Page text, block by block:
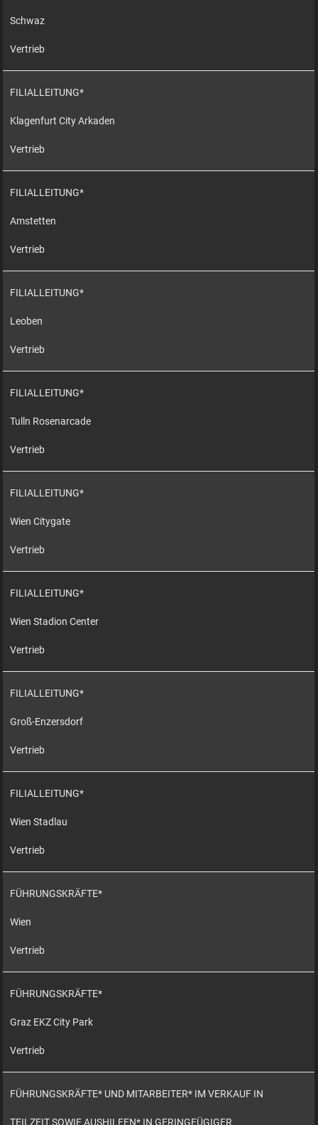
Schwaz
Vertrieb
FILIALLEITUNG*
Klagenfurt City Arkaden
Vertrieb
FILIALLEITUNG*
Amstetten
Vertrieb
FILIALLEITUNG*
Leoben
Vertrieb
FILIALLEITUNG*
Tulln Rosenarcade
Vertrieb
FILIALLEITUNG*
Wien Citygate
Vertrieb
FILIALLEITUNG*
Wien Stadion Center
Vertrieb
FILIALLEITUNG*
Groß-Enzersdorf
Vertrieb
FILIALLEITUNG*
Wien Stadlau
Vertrieb
FÜHRUNGSKRÄFTE*
Wien
Vertrieb
FÜHRUNGSKRÄFTE*
Graz EKZ City Park
Vertrieb
FÜHRUNGSKRÄFTE* UND MITARBEITER* IM VERKAUF IN
TEILZEIT SOWIE AUSHILFEN* IN GERINGFÜGIGER